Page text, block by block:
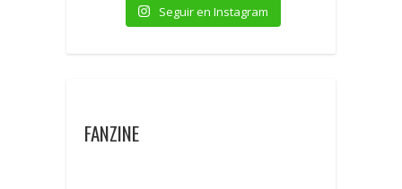
Seguir en Instagram
FANZINE